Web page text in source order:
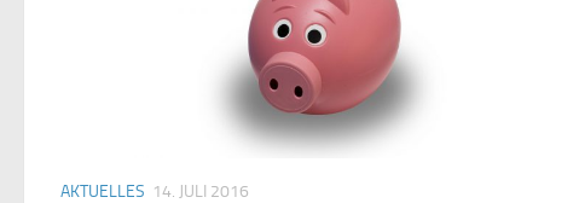
AKTUELLES 14. JULI 2016